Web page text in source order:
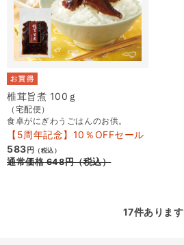
椎茸旨煮 100ｇ
（宅配便）
食卓がにぎわうごはんのお供。
【5周年記念】10％OFFセール
583 円 （税込）
通常価格648円（税込）
17件あります